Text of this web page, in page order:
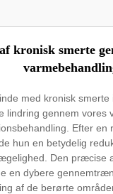
kronisk smerte
med kronisk
lindring gennem vores
Efter en
hun en betydelig
Den præcise
en dybere
af de berørte